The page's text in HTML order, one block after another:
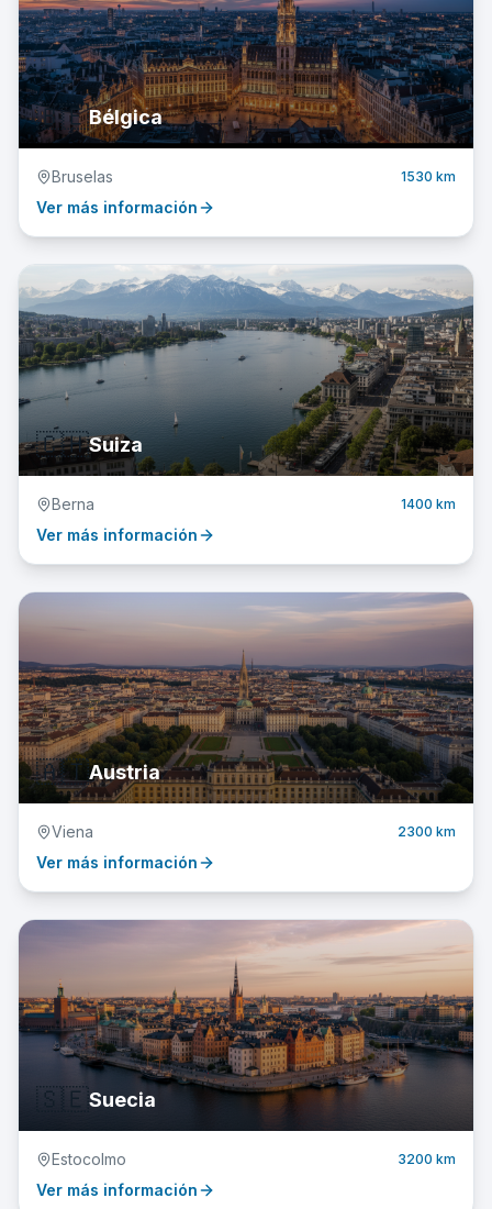
🇧🇪Bélgica
Bruselas 1530 km
Ver más información
🇨🇭Suiza
Berna 1400 km
Ver más información
🇦🇹Austria
Viena 2300 km
Ver más información
🇸🇪Suecia
Estocolmo 3200 km
Ver más información